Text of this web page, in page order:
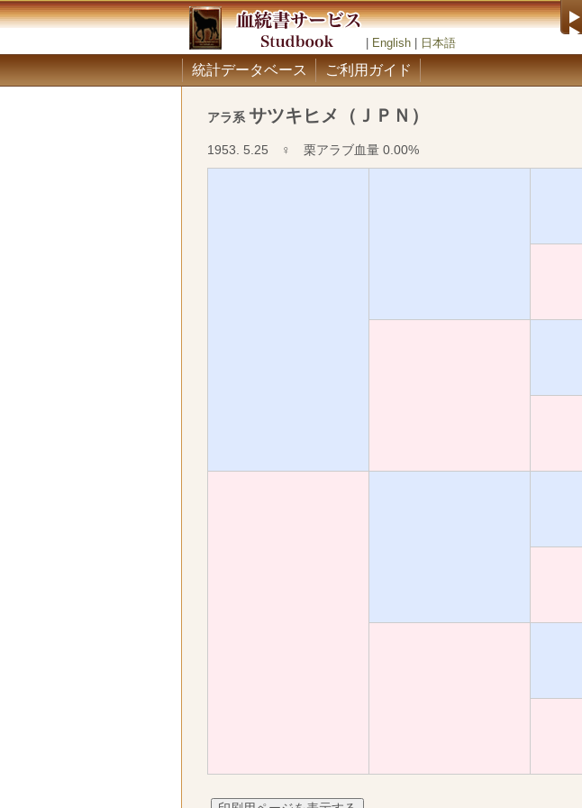
English 日本語
統計データベース ご利用ガイド
アラ系 サツキヒメ（ＪＰＮ）
1953. 5.25 ♀ 栗アラブ血量 0.00%